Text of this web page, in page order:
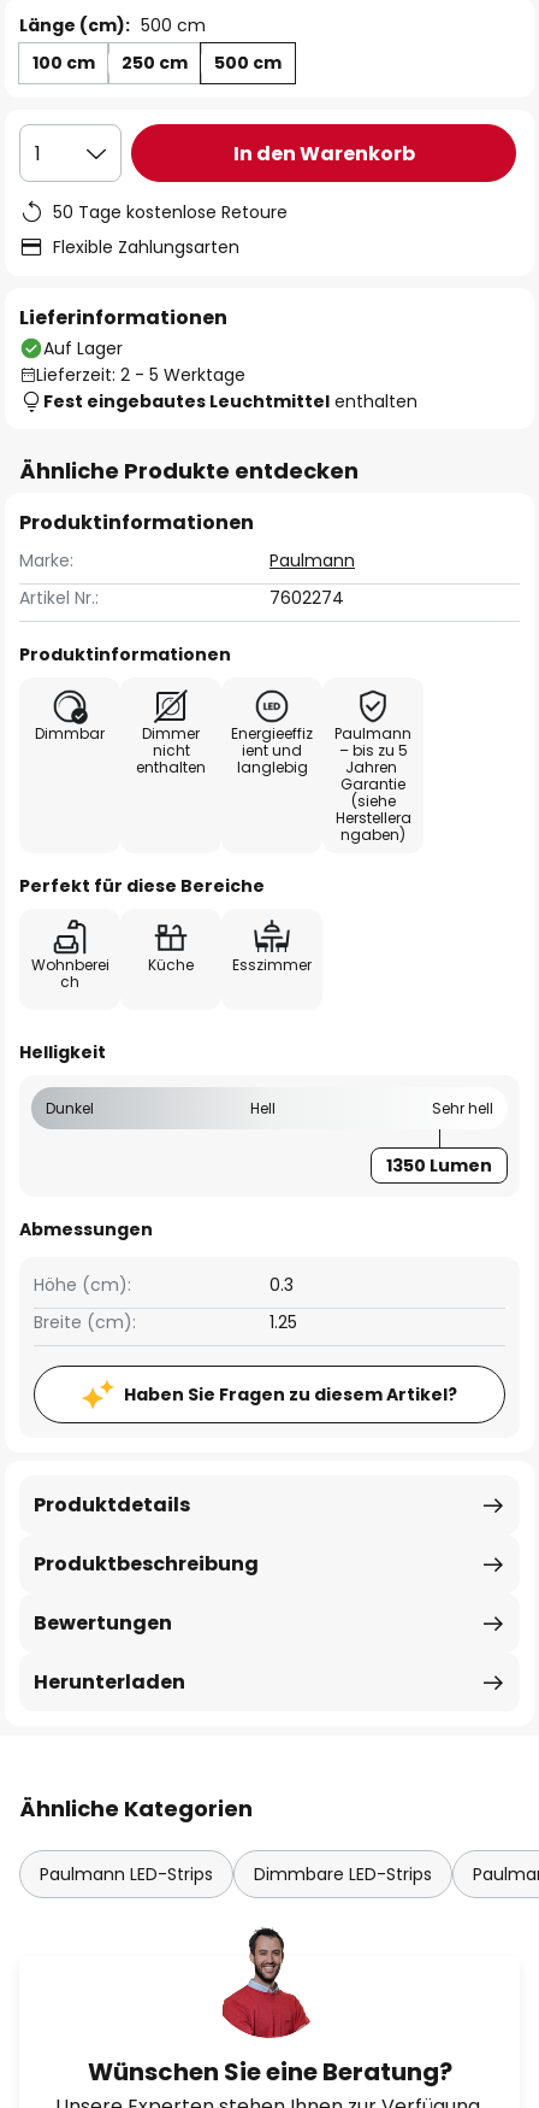
Länge (cm): 500 cm
100 cm
250 cm 500 cm
1 In den Warenkorb
50 Tage kostenlose Retoure
Flexible Zahlungsarten
Lieferinformationen
Auf Lager
Lieferzeit: 2 - 5 Werktage
Fest eingebautes Leuchtmittel enthalten
Ähnliche Produkte entdecken
Produktinformationen
Marke:
Paulmann
Artikel Nr.:
7602274
Produktinformationen
Dimmbar
Dimmer
nicht
enthalten
Energieeffiz
ient und
langlebig
Paulmann
– bis zu 5
Jahren
Garantie
(siehe
Herstellera
ngaben)
Perfekt für diese Bereiche
Wohnberei
ch
Küche Esszimmer
Helligkeit
Dunkel Hell Sehr hell
1350 Lumen
Abmessungen
Breite (cm): 1.25
Höhe (cm): 0.3
Haben Sie Fragen zu diesem Artikel?
Produktbeschreibung
Produktdetails
Bewertungen
Herunterladen
Ähnliche Kategorien
Paulmann LED-Strips Dimmbare LED-Strips
Wünschen Sie eine Beratung?